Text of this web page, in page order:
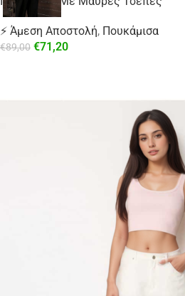
⚡ Άμεση Αποστολή, Πουκάμισα
€89,00 €71,20